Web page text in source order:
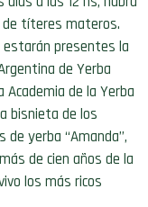
títeres materos.
estarán presentes la
de Yerba
Academia de la Yerba
bisnieta de los
de yerba “Amanda”,
de cien años de la
los más ricos